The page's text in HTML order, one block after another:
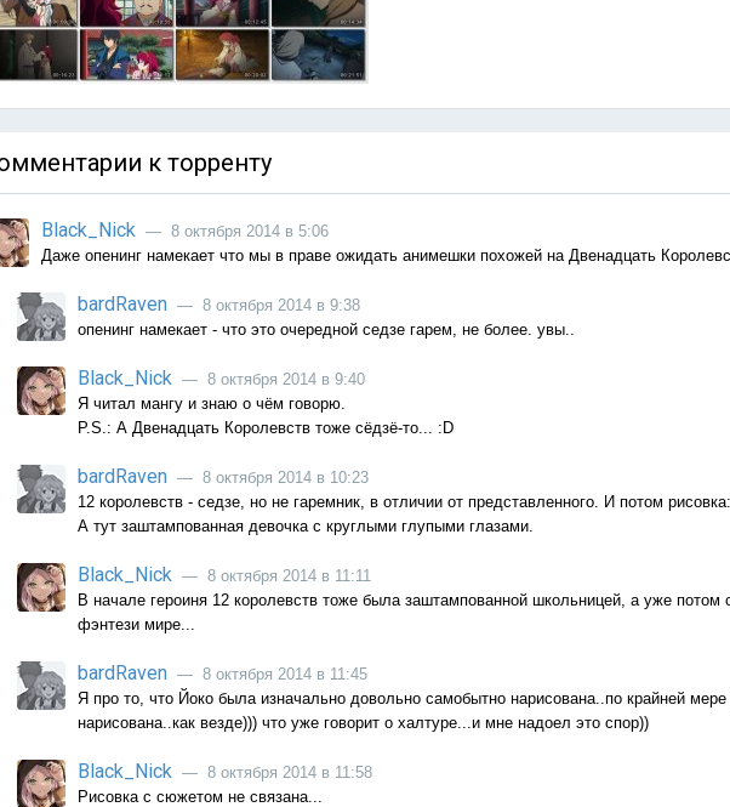
к торренту
Black_Nick — 8 октября 2014 в 5:06
Даже опенинг намекает что мы в праве ожидать анимешки похожей на Двенадцать
bardRaven — 8 октября 2014 в 9:38
опенинг намекает - что это очередной седзе гарем, не более. увы..
Black_Nick — 8 октября 2014 в 9:40
Я читал мангу и знаю о чём говорю.
P.S.: А Двенадцать Королевств тоже сёдзё-то... :D
bardRaven — 8 октября 2014 в 10:23
12 королевств - седзе, но не гаремник, в отличии от представленного. И потом
А тут заштампованная девочка с круглыми глупыми глазами.
Black_Nick — 8 октября 2014 в 11:11
В начале героиня 12 королевств тоже была заштампованной школьницей, а уже потом
фэнтези мире...
bardRaven — 8 октября 2014 в 11:45
Я про то, что Йоко была изначально довольно самобытно нарисована..по крайней
нарисована..как везде))) что уже говорит о халтуре...и мне надоел это спор))
Black_Nick — 8 октября 2014 в 11:58
Рисовка с сюжетом не связана...